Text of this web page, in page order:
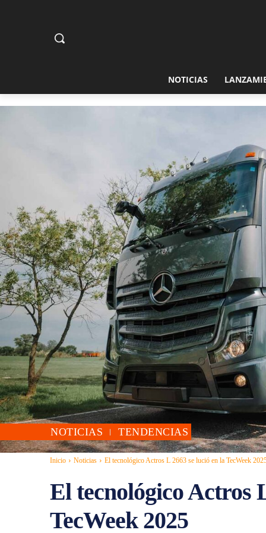
NOTICIAS
NOTICIAS TENDENCIAS
Inicio Noticias El tecnológico Actros L 2663 se lució en la TecWeek
El tecnológico Actros
TecWeek 2025